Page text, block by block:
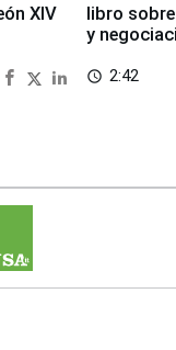
XIV
libro
y
access_time 2:42